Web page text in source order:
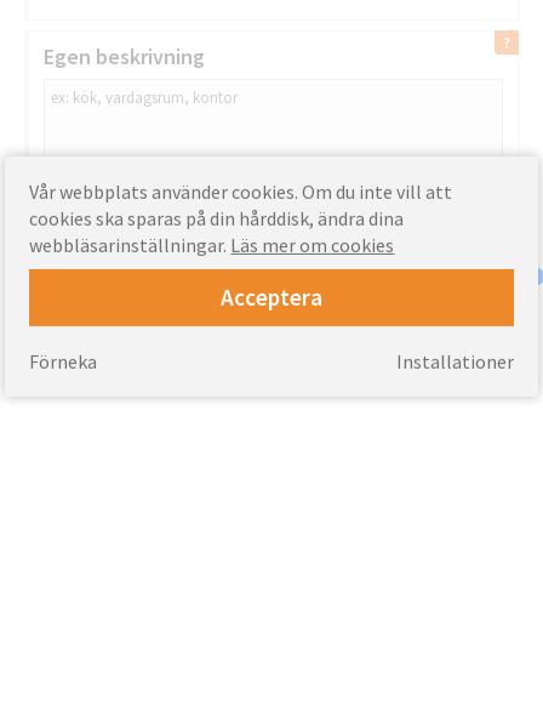
Egen beskrivning
Betygsätt denna produkt:
Vår webbplats använder cookies. Om du inte vill att
cookies ska sparas på din hårddisk, ändra dina
webbläsarinställningar. Läs mer om cookies
Acceptera
Installationer
Förneka